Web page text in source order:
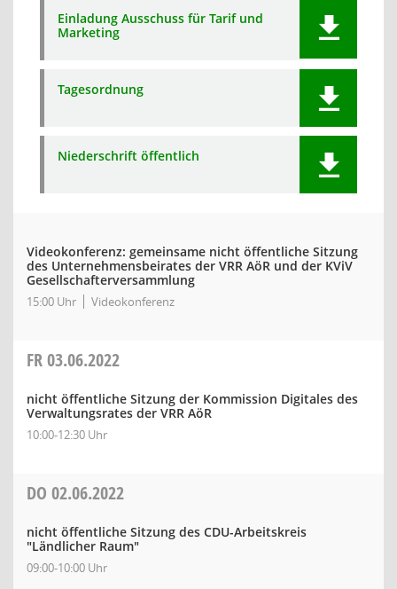
Einladung Ausschuss für Tarif und
Marketing
Tagesordnung
Niederschrift öffentlich
Videokonferenz: gemeinsame nicht öffentliche Sitzung
des Unternehmensbeirates der VRR AöR und der KViV
Gesellschafterversammlung
15:00 Uhr Videokonferenz
FR03.06.2022
nicht öffentliche Sitzung der Kommission Digitales des
Verwaltungsrates der VRR AöR
10:00-12:30 Uhr
DO 02.06.2022
nicht öffentliche Sitzung des CDU-Arbeitskreis
"Ländlicher Raum"
09:00-10:00 Uhr